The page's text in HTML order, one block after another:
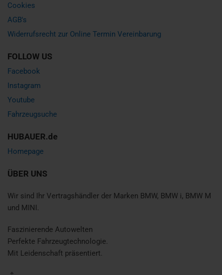
Cookies
AGB's
Widerrufsrecht zur Online Termin Vereinbarung
FOLLOW US
Facebook
Instagram
Youtube
Fahrzeugsuche
HUBAUER.de
Homepage
ÜBER UNS
Wir sind Ihr Vertragshändler der Marken BMW, BMW i, BMW M
und MINI.
Faszinierende Autowelten
Perfekte Fahrzeugtechnologie.
Mit Leidenschaft präsentiert.